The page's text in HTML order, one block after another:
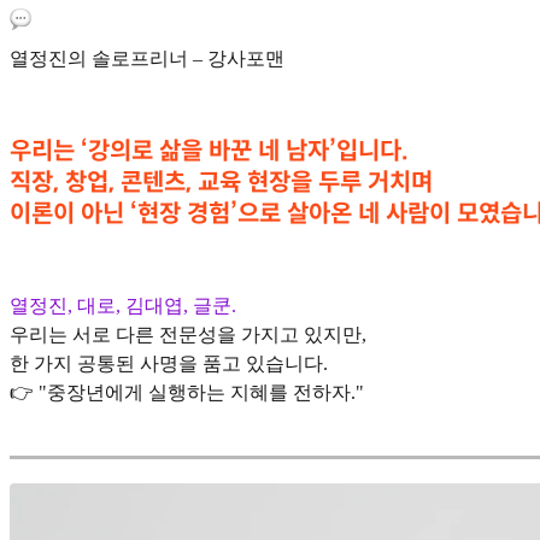
열정진의 솔로프리너 – 강사포맨
우리는 ‘강의로 삶을 바꾼 네 남자’입니다.
직장, 창업, 콘텐츠, 교육 현장을 두루 거치며
이론이 아닌 ‘현장 경험’으로 살아온 네 사람이 모였습
열정진, 대로, 김대엽, 글쿤.
우리는 서로 다른 전문성을 가지고 있지만,
한 가지 공통된 사명을 품고 있습니다.
👉 "중장년에게 실행하는 지혜를 전하자."